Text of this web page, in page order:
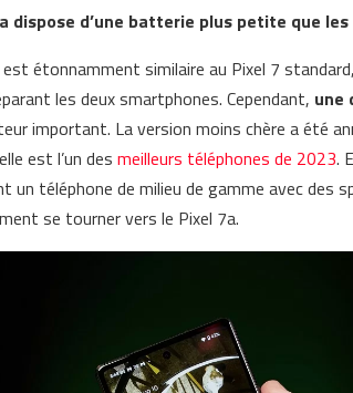
dispose d’une batterie plus petite que
étonnamment similaire au Pixel 7
les deux smartphones. Cependant, une
important. La version moins chère a été
est l’un desmeilleurs téléphones de 2023.
un téléphone de milieu de gamme avec des
se tourner vers le Pixel 7a.